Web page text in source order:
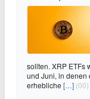
sollten. XRP ETFs
und Juni, in denen
erhebliche […] (00)